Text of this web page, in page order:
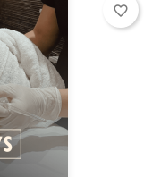
favorite_border